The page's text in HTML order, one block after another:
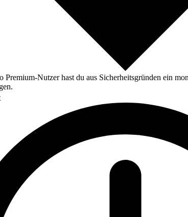
Premium-Nutzer hast du aus Sicherheitsgründen ein